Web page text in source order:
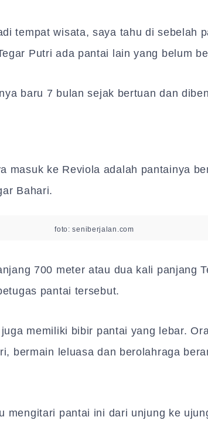
tempat wisata, saya tahu di sebelah
Putri ada pantai lain yang belum
baru 7 bulan sejak bertuan dan
masuk ke Reviola adalah pantainya
Bahari.
foto: seniberjalan.com
700 meter atau dua kali panjang
pantai tersebut.
memiliki bibir pantai yang lebar.
bermain leluasa dan berolahraga
mengitari pantai ini dari unjung ke